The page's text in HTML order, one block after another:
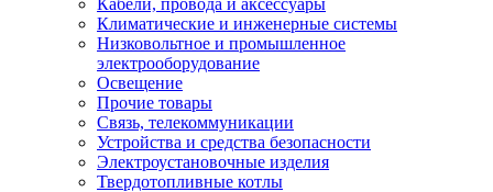
Кабели, провода и аксессуары
Климатические и инженерные системы
Низковольтное и промышленное
электрооборудование
Освещение
Прочие товары
Связь, телекоммуникации
Устройства и средства безопасности
Электроустановочные изделия
Твердотопливные котлы